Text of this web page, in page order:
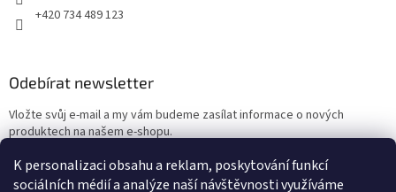
K personalizaci obsahu a reklam, poskytování funkcí
sociálních médií a analýze naší návštěvnosti využíváme
+420 734 489 123
Odebírat newsletter
Vložte svůj e-mail a my vám budeme zasílat informace o nových
produktech na našem e-shopu.
E-mail